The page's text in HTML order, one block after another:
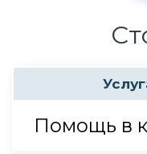
Помощь в